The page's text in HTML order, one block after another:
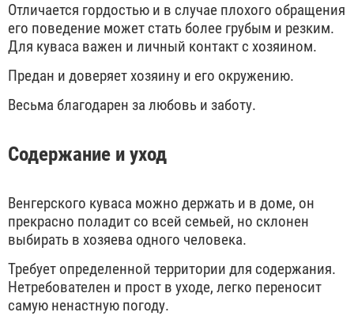
Отличается гордостью и в случае плохого обращения
его поведение может стать более грубым и резким.
Для куваса важен и личный контакт с хозяином.
Предан и доверяет хозяину и его окружению.
Весьма благодарен за любовь и заботу.
Содержание и уход
Венгерского куваса можно держать и в доме, он
прекрасно поладит со всей семьей, но склонен
выбирать в хозяева одного человека.
Требует определенной территории для содержания.
Нетребователен и прост в уходе, легко переносит
самую ненастную погоду.